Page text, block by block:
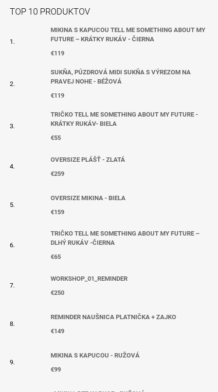
TOP 10 PRODUKTOV
MIKINA S KAPUCOU TELL ME SOMETHING ABOUT MY
FUTURE – KRÁTKY RUKÁV - ČIERNA
€119
SUKŇA, PÚZDROVÁ MIDI SUKŇA S VÝREZOM NA
PRAVEJ NOHE - BÉŽOVÁ
€119
TRIČKO TELL ME SOMETHING ABOUT MY FUTURE -
KRÁTKY RUKÁV- BIELA
€55
OVERSIZE PLÁŠŤ - ZLATÁ
€259
OVERSIZE MIKINA - BIELA
€159
TRIČKO TELL ME SOMETHING ABOUT MY FUTURE –
DLHÝ RUKÁV -ČIERNA
€65
WORKSHOP_01_REMINDER
€250
REMINDER NAUŠNICA PLATNIČKA + ZAJKO
€149
MIKINA S KAPUCOU - RUŽOVÁ
€99